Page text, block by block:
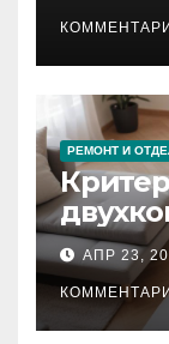
РЕМОНТ И
АПР 23,